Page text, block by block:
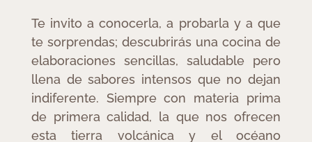
Te invito a conocerla, a probarla y a que
te sorprendas; descubrirás una cocina de
elaboraciones sencillas, saludable pero
llena de sabores intensos que no dejan
indiferente. Siempre con materia prima
de primera calidad, la que nos ofrecen
esta tierra volcánica y el océano